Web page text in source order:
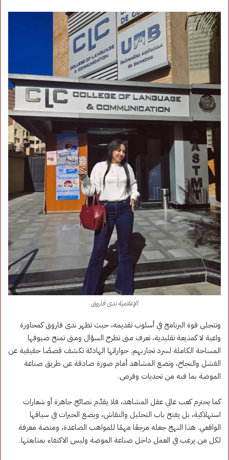
الإعلامية ندى فاروق
وتتجلى قوة البرنامج في أسلوب تقديمه، حيث تظهر ندى فاروق كمحاورة
واعية لا كمذيعة تقليدية، تعرف متى تطرح السؤال ومتى تمنح ضيوفها
المساحة الكاملة لسرد تجاربهم. حواراتها الهادئة تكشف قصصًا حقيقية عن
الفشل والنجاح، وتضع المشاهد أمام صورة صادقة عن طريق صناعة
الموضة بما فيه من تحديات وفرص.
كما يحترم كعب عالي عقل المشاهد، فلا يقدّم نصائح جاهزة أو شعارات
استهلاكية، بل يفتح باب التحليل والنقاش، ويضع الخبرات في سياقها
الواقعي. هذا النهج جعله مرجعًا مهمًا للمواهب الصاعدة، ومنصة معرفة
لكل من يرغب في العمل داخل صناعة الموضة وليس الاكتفاء بمتابعتها.